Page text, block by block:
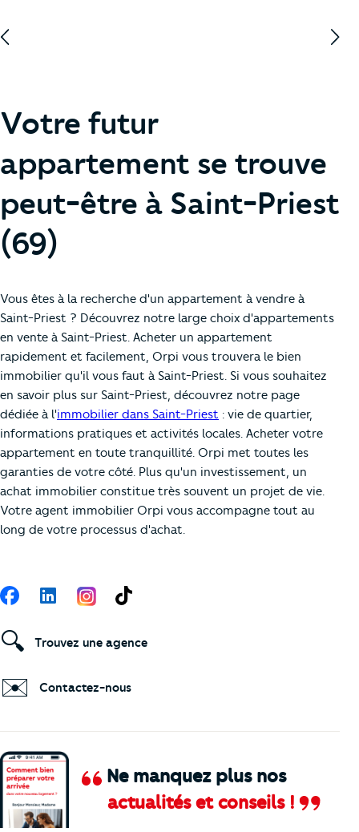
Votre futur
appartement se trouve
peut-être à Saint-Priest
(69)
Vous êtes à la recherche d'un appartement à vendre à
Saint-Priest ? Découvrez notre large choix d'appartements
en vente à Saint-Priest. Acheter un appartement
rapidement et facilement, Orpi vous trouvera le bien
immobilier qu'il vous faut à Saint-Priest. Si vous souhaitez
en savoir plus sur Saint-Priest, découvrez notre page
dédiée à l'immobilier dans Saint-Priest : vie de quartier,
informations pratiques et activités locales. Acheter votre
appartement en toute tranquillité. Orpi met toutes les
garanties de votre côté. Plus qu'un investissement, un
achat immobilier constitue très souvent un projet de vie.
Votre agent immobilier Orpi vous accompagne tout au
long de votre processus d'achat.
Ne manquez plus nos
actualités et conseils !
Suivez-nous
FacebookLinkedIn TikTok
🔍 Trouvez une agence
✉️ Contactez-nous